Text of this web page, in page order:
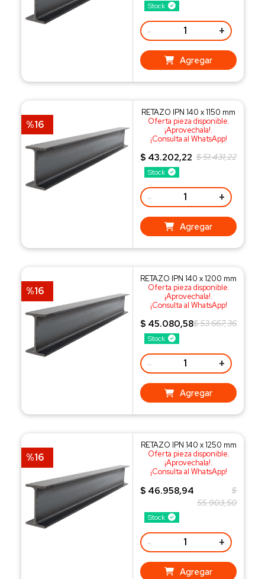
Stock
- +
Agregar
%16
Stock
RETAZO IPN 140 x 1150 mm
Oferta pieza disponible.
¡Aprovechala!.
¡Consulta al WhatsApp!
$ 43.202,22 $ 51.431,22
- +
Agregar
%16
Stock
RETAZO IPN 140 x 1200 mm
Oferta pieza disponible.
¡Aprovechala!.
¡Consulta al WhatsApp!
$ 45.080,58$ 53.667,36
- +
Agregar
%16
Stock
RETAZO IPN 140 x 1250 mm
Oferta pieza disponible.
¡Aprovechala!.
¡Consulta al WhatsApp!
$ 46.958,94
$
55.903,50
- +
Agregar